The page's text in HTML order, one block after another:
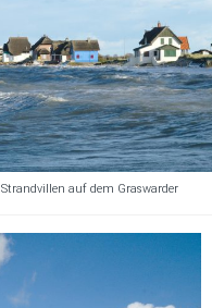
Strandvillen auf dem Graswarder